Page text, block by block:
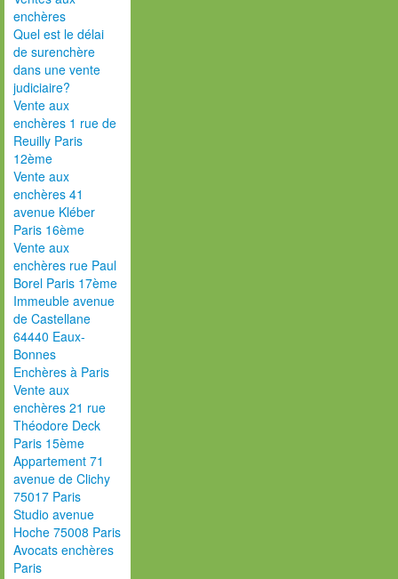
enchères
Quel est le délai
de surenchère
dans une vente
judiciaire?
Vente aux
enchères 1 rue de
Reuilly Paris
12ème
Vente aux
enchères 41
avenue Kléber
Paris 16ème
Vente aux
enchères rue Paul
Borel Paris 17ème
Immeuble avenue
de Castellane
64440 Eaux-
Bonnes
Enchères à Paris
Vente aux
enchères 21 rue
Théodore Deck
Paris 15ème
Appartement 71
avenue de Clichy
75017 Paris
Studio avenue
Hoche 75008 Paris
Avocats enchères
Paris